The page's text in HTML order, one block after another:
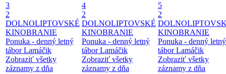
3
2
DOLNOLIPTOVSKÉ
KINOBRANIE
Ponuka - denný letný
tábor Lamáčik
Zobraziť všetky
záznamy z dňa
4
2
DOLNOLIPTOVSKÉ
KINOBRANIE
Ponuka - denný letný
tábor Lamáčik
Zobraziť všetky
záznamy z dňa
5
2
KINOBRANIE
Ponuka - denný letný
tábor Lamáčik
Zobraziť všetky
záznamy z dňa